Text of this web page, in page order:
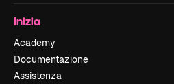
Inizia
Academy
Documentazione
Assistenza